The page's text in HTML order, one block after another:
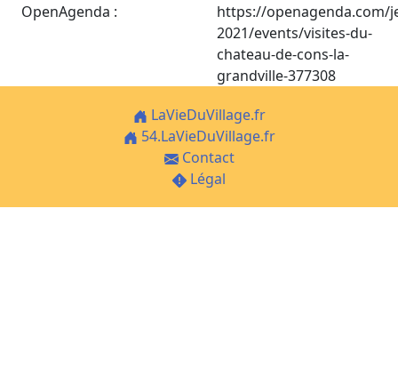
OpenAgenda :
https://openagenda.com/
2021/events/visites-du-
chateau-de-cons-la-
grandville-377308
LaVieDuVillage.fr
54.LaVieDuVillage.fr
Contact
Légal